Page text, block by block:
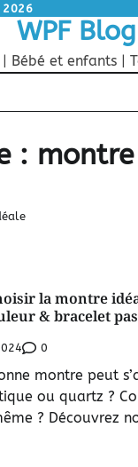
2026
WPF Blog
Bébé et enfants |
:
la montre
& bracelet
0
montre peut
ou quartz ?
? Découvrez